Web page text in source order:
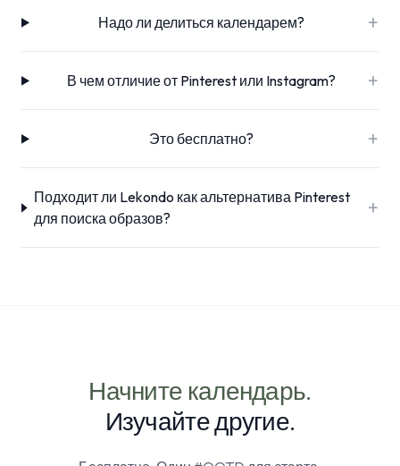
Надо ли делиться календарем? +
В чем отличие от Pinterest или Instagram? +
Это бесплатно? +
Подходит ли Lekondo как альтернатива Pinterest
для поиска образов?
+
Начните календарь.
Изучайте другие.